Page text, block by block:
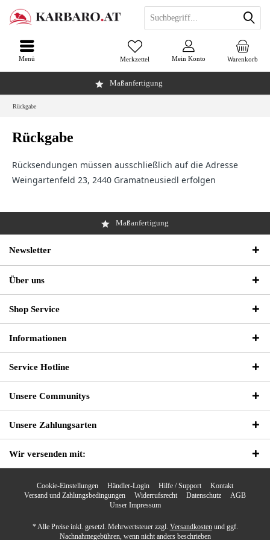
Maßanfertigung
Warenkorb
Merkzettel Mein Konto
Menü
Rückgabe
Rückgabe
Rücksendungen müssen ausschließlich auf die Adresse
Weingartenfeld 23, 2440 Gramatneusiedl erfolgen
Maßanfertigung
Newsletter
Über uns
Shop Service
Informationen
Service Hotline
Unsere Communitys
Unsere Zahlungsarten
Wir versenden mit:
Cookie-Einstellungen Händler-Login Hilfe / Support
Kontakt
Versand und Zahlungsbedingungen
Widerrufsrecht Datenschutz
AGB
Unser Impressum
* Alle Preise inkl. gesetzl. Mehrwertsteuer zzgl. Versandkostenund ggf.
Nachnahmegebühren, wenn nicht anders beschrieben